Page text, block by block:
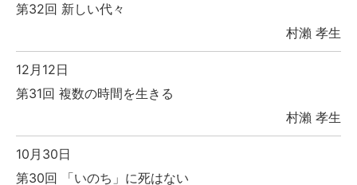
第32回 新しい代々
村瀨 孝生
12月12日
第31回 複数の時間を生きる
村瀨 孝生
10月30日
第30回 「いのち」に死はない